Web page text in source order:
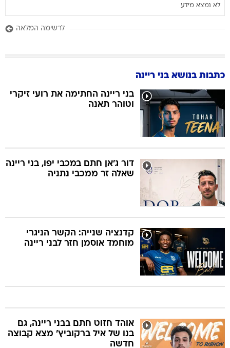
לא נמצא מידע
לרשימה המלאה
כתבות בנושא בני ריינה
בני ריינה החתימה את רועי זיקרי
וטוהר תאנה
דור ג'אן חתם במכבי יפו, בני ריינה
שאלה זר ממכבי נתניה
קדנציה שנייה: הקשר הניגרי
מוחמד אוסמן חזר לבני ריינה
אוהד חזוט חתם בבני ריינה, גם
בנו של איל ברקוביץ' מצא קבוצה
חדשה